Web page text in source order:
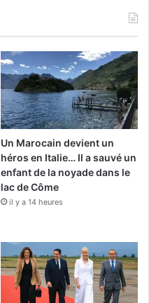
Un Marocain devient un
héros en Italie… Il a sauvé un
enfant de la noyade dans le
lac de Côme
il y a 14 heures